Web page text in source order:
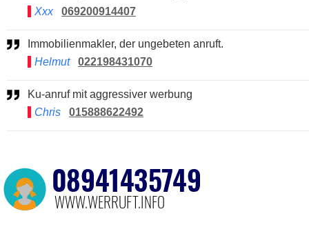
Xxx
069200914407
Immobilienmakler, der ungebeten anruft.
Helmut
022198431070
Ku-anruf mit aggressiver werbung
Chris
015888622492